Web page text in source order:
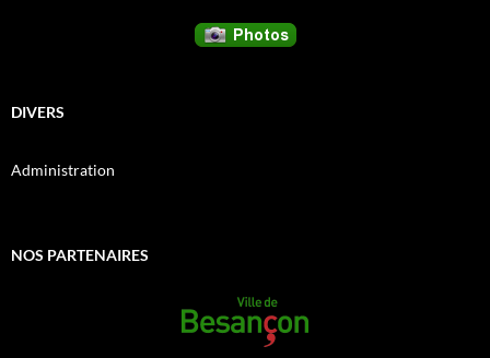
DIVERS
Administration
NOS PARTENAIRES